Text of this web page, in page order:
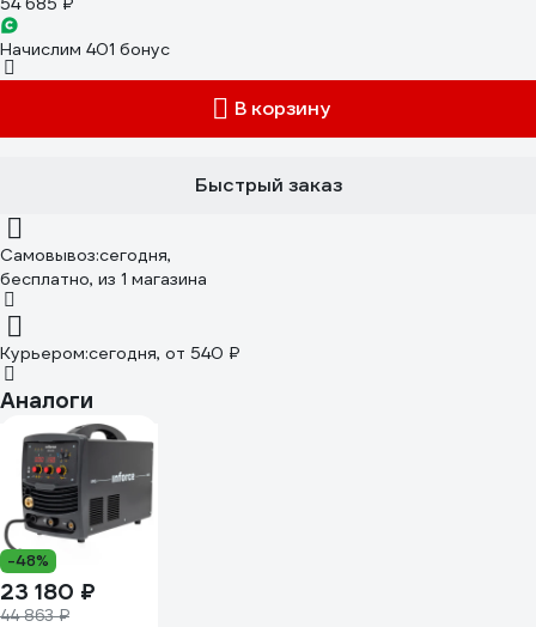
Начислим 401 бонус
В корзину
Быстрый заказ
Самовывоз:сегодня,
бесплатно, из 1 магазина
Курьером:сегодня, от 540 ₽
Аналоги
-48%
23 180 ₽
44 863 ₽